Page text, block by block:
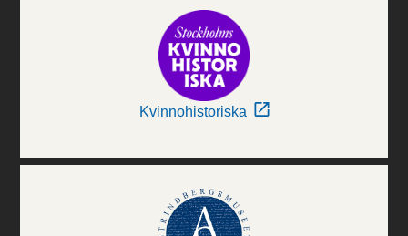
Kvinnohistoriska